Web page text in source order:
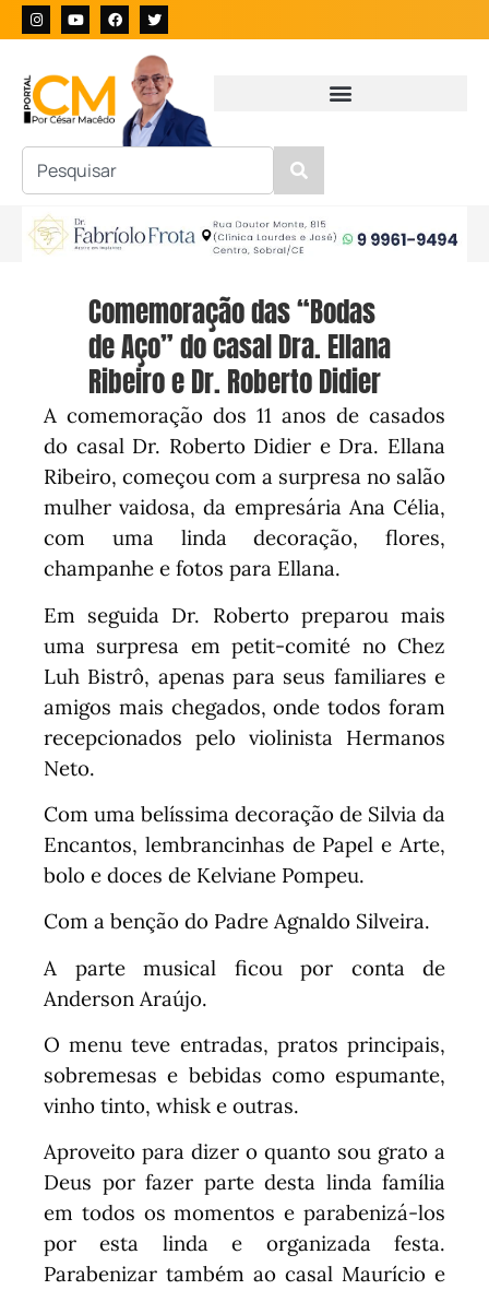
Comemoração das “Bodas
de Aço” do casal Dra. Ellana
Ribeiro e Dr. Roberto Didier
A comemoração dos 11 anos de casados
do casal Dr. Roberto Didier e Dra. Ellana
Ribeiro, começou com a surpresa no salão
mulher vaidosa, da empresária Ana Célia,
com uma linda decoração, flores,
champanhe e fotos para Ellana.
Em seguida Dr. Roberto preparou mais
uma surpresa em petit-comité no Chez
Luh Bistrô, apenas para seus familiares e
amigos mais chegados, onde todos foram
recepcionados pelo violinista Hermanos
Neto.
Com uma belíssima decoração de Silvia da
Encantos, lembrancinhas de Papel e Arte,
bolo e doces de Kelviane Pompeu.
Com a benção do Padre Agnaldo Silveira.
A parte musical ficou por conta de
Anderson Araújo.
O menu teve entradas, pratos principais,
sobremesas e bebidas como espumante,
vinho tinto, whisk e outras.
Aproveito para dizer o quanto sou grato a
Deus por fazer parte desta linda família
em todos os momentos e parabenizá-los
por esta linda e organizada festa.
Parabenizar também ao casal Maurício e